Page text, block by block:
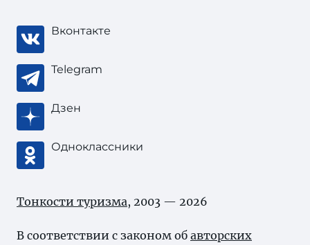
Вконтакте
Telegram
Дзен
Одноклассники
Тонкости туризма, 2003 — 2026
В соответствии с законом об авторских